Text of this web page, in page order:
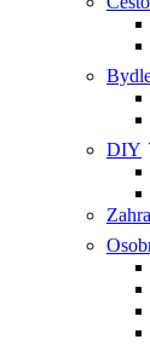
DIY